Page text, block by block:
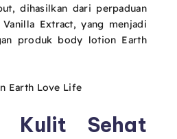
dihasilkan dari perpaduan
Extract, yang menjadi
produk body lotion Earth
Kulit Sehat